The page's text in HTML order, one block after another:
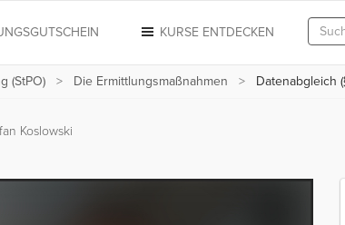
KURSE ENTDECKEN
(StPO) Die Ermittlungsmaßnahmen Datenabgleich
Koslowski